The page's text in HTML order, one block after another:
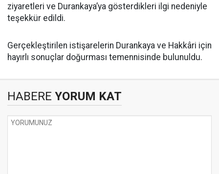
ziyaretleri ve Durankaya’ya gösterdikleri ilgi nedeniyle
teşekkür edildi.
Gerçekleştirilen istişarelerin Durankaya ve Hakkâri için
hayırlı sonuçlar doğurması temennisinde bulunuldu.
HABERE YORUM KAT